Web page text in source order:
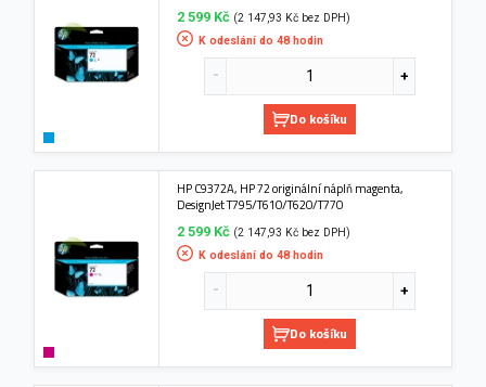
2 599 Kč (2 147,93 Kč bez DPH)
K odeslání do 48 hodin
Do košíku
HP C9372A, HP 72 originální náplň magenta,
DesignJet T795/T610/T620/T770
2 599 Kč (2 147,93 Kč bez DPH)
K odeslání do 48 hodin
Do košíku